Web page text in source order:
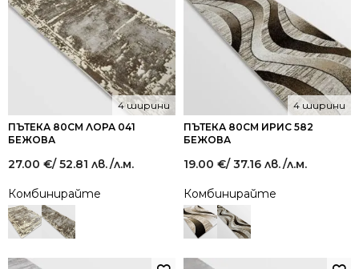
ПЪТЕКА 80СМ ЛОРА 041
БЕЖОВА
4 ширини
27.00 €/ 52.81 лв./л.м.
Комбинирайте
ПЪТЕКА 80СМ ИРИС 582
БЕЖОВА
4 ширини
19.00 €/ 37.16 лв./л.м.
Комбинирайте